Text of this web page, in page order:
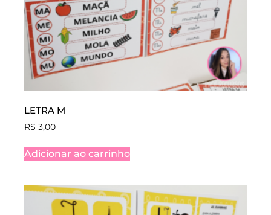
LETRA M
R$ 3,00
Adicionar ao carrinho